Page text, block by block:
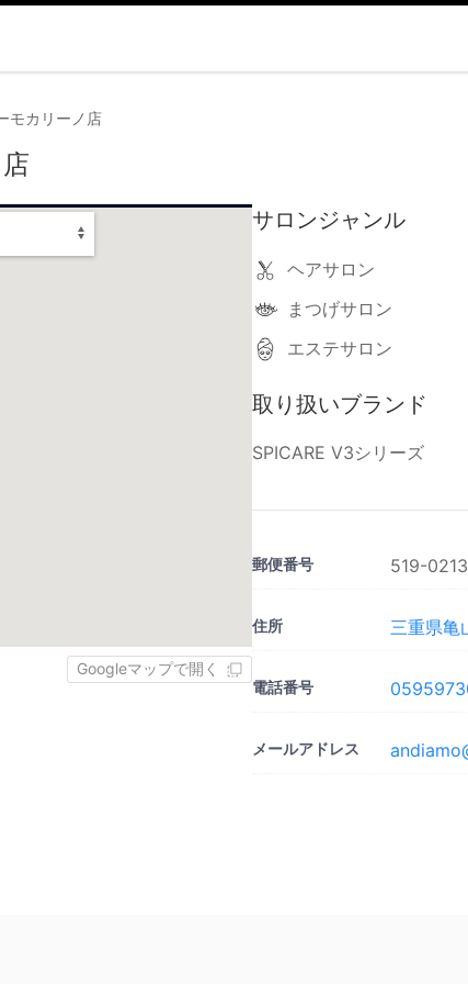
モカリーノ店
Googleマップで開く
サロンジャンル
ヘアサロン
まつげサロン
エステサロン
取り扱いブランド
SPICARE V3シリーズ
郵便番号 519-0213
住所 三重県亀
電話番号
メールアドレス